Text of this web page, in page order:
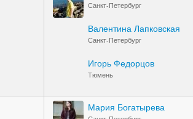
Санкт-Петербург
Валентина Лапковская
Санкт-Петербург
Игорь Федорцов
Тюмень
Мария Богатырева